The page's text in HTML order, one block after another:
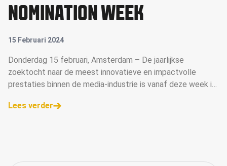
NOMINATION WEEK
15 Februari 2024
Donderdag 15 februari, Amsterdam – De jaarlijkse
zoektocht naar de meest innovatieve en impactvolle
prestaties binnen de media-industrie is vanaf deze week in
Media Awards (AMMA Awards) is verstreken. Met de
Lees verder